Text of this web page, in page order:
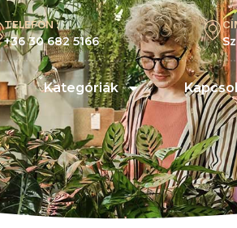
TELEFON :
+36 30 682 5166
Kategóriák